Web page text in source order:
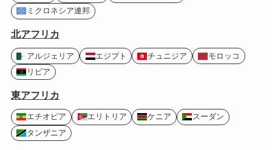
ミクロネシア連邦
北アフリカ
アルジェリア エジプト チュニジア
モロッコ
リビア
東アフリカ
エチオピア エリトリア ケニア
スーダン
タンザニア